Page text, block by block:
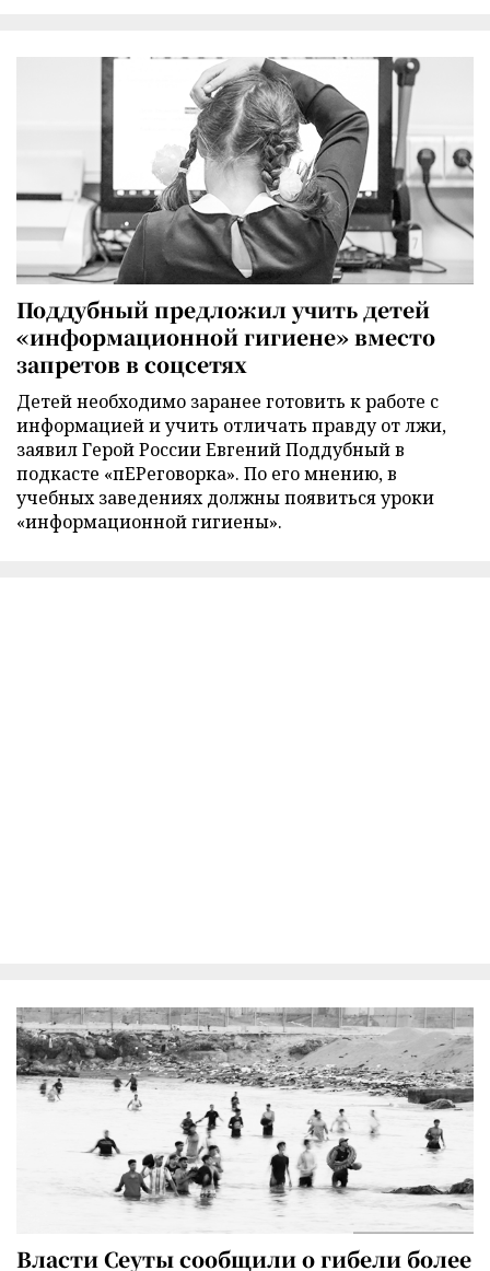
Поддубный предложил учить детей
«информационной гигиене» вместо
запретов в соцсетях
Детей необходимо заранее готовить к работе с
информацией и учить отличать правду от лжи,
заявил Герой России Евгений Поддубный в
подкасте «пЕРеговорка». По его мнению, в
учебных заведениях должны появиться уроки
«информационной гигиены».
Власти Сеуты сообщили о гибели более